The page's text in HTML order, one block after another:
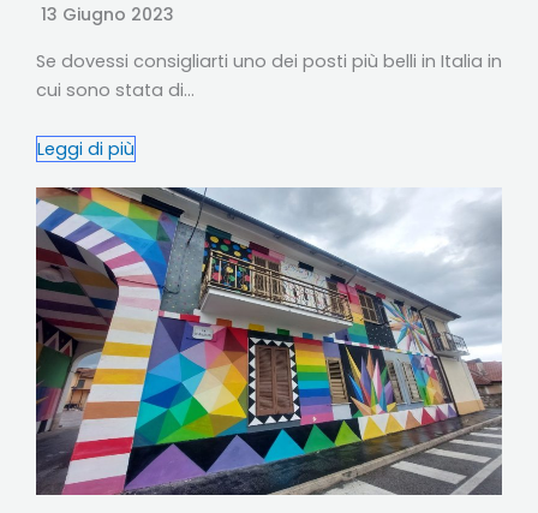
13 Giugno 2023
Se dovessi consigliarti uno dei posti più belli in Italia in
cui sono stata di…
Leggi di più